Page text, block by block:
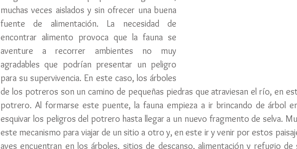
muchas veces aislados y sin ofrecer una buena
fuente de alimentación. La necesidad de
encontrar alimento provoca que la fauna se
aventure a recorrer ambientes no muy
agradables que podrían presentar un peligro
para su supervivencia. En este caso, los árboles
de los potreros son un camino de pequeñas piedras que atraviesan el río, en
potrero. Al formarse este puente, la fauna empieza a ir brincando de árbol
esquivar los peligros del potrero hasta llegar a un nuevo fragmento de selva.
este mecanismo para viajar de un sitio a otro y, en este ir y venir por estos
aves encuentran en los árboles, sitios de descanso, alimentación y refugio de